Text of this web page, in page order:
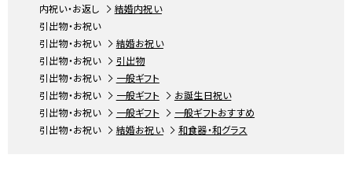
内祝い・お返し
結婚内祝い
引出物・お祝い
引出物・お祝い
結婚お祝い
引出物・お祝い
引出物
引出物・お祝い
一般ギフト
引出物・お祝い
一般ギフト
お誕生日祝い
引出物・お祝い
一般ギフト
一般ギフトおすすめ
引出物・お祝い
結婚お祝い 和食器・和グラス